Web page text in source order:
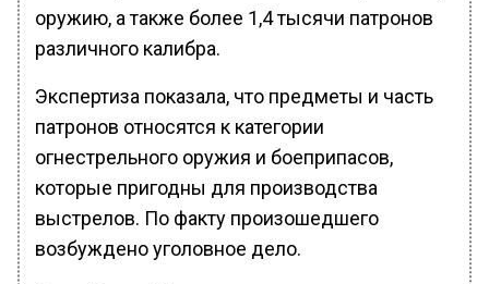
оружию, а также более 1,4 тысячи патронов
различного калибра.
Экспертиза показала, что предметы и часть
патронов относятся к категории
огнестрельного оружия и боеприпасов,
которые пригодны для производства
выстрелов. По факту произошедшего
возбуждено уголовное дело.